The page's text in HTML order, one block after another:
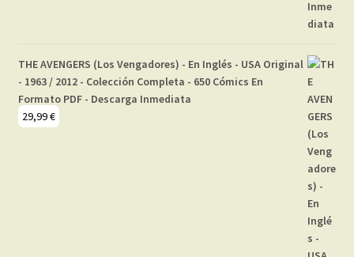
THE AVENGERS (Los Vengadores) - En Inglés - USA Original
- 1963 / 2012 - Colección Completa - 650 Cómics En
Formato PDF - Descarga Inmediata
29,99€